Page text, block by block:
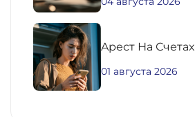
Aрест На Счетах
01 августа 2026